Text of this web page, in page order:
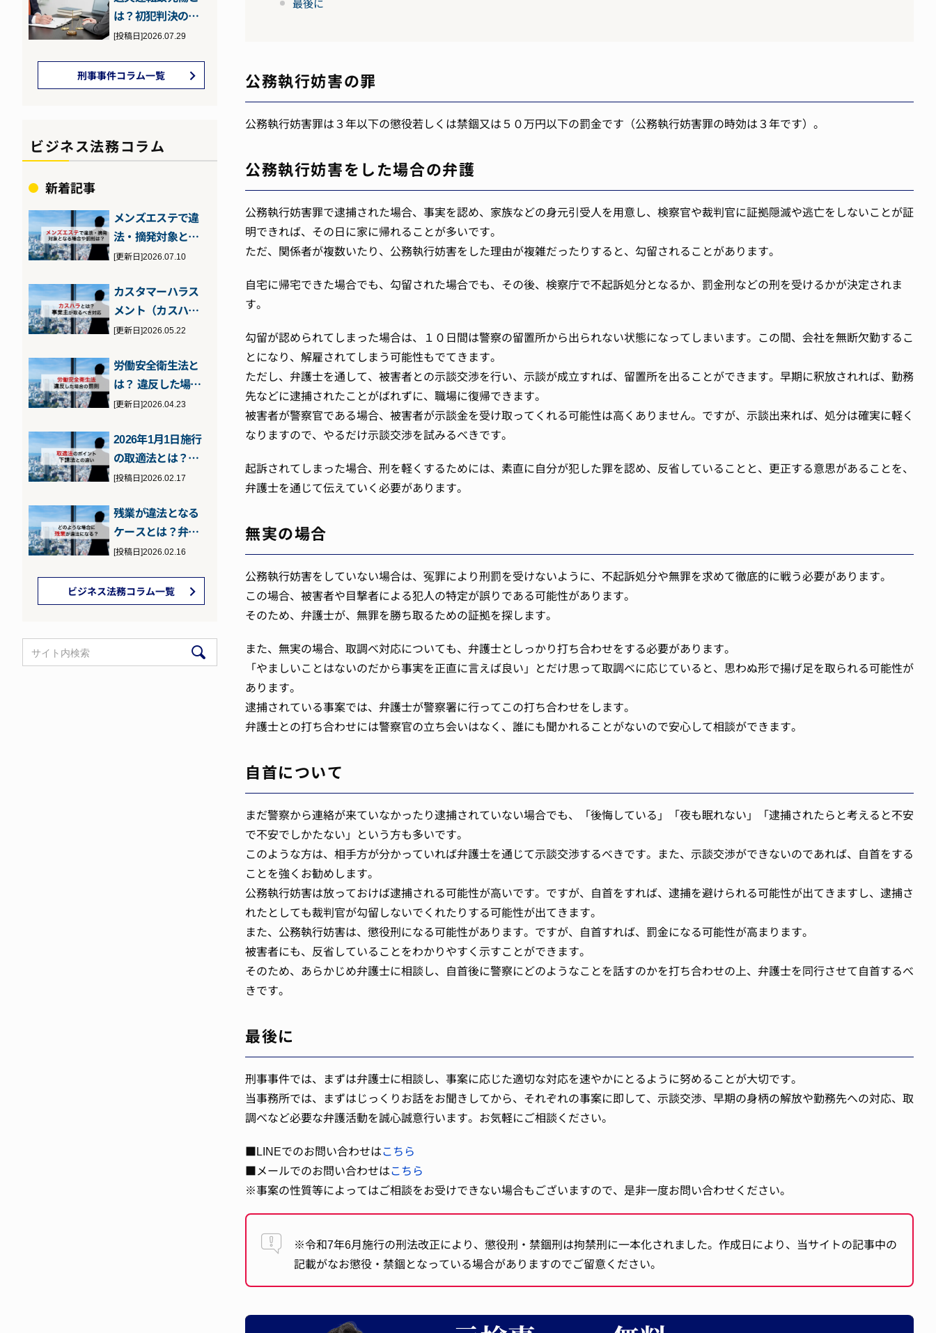
最後に
公務執行妨害の罪
公務執行妨害罪は３年以下の懲役若しくは禁錮又は５０万円以下の罰金です（公務執行妨害罪の時効は３年です）。
公務執行妨害をした場合の弁護
公務執行妨害罪で逮捕された場合、事実を認め、家族などの身元引受人を用意し、検察官や裁判官に証拠隠滅や逃亡をしないことが証
明できれば、その日に家に帰れることが多いです。
ただ、関係者が複数いたり、公務執行妨害をした理由が複雑だったりすると、勾留されることがあります。
自宅に帰宅できた場合でも、勾留された場合でも、その後、検察庁で不起訴処分となるか、罰金刑などの刑を受けるかが決定されま
す。
勾留が認められてしまった場合は、１０日間は警察の留置所から出られない状態になってしまいます。この間、会社を無断欠勤するこ
とになり、解雇されてしまう可能性もでてきます。
ただし、弁護士を通して、被害者との示談交渉を行い、示談が成立すれば、留置所を出ることができます。早期に釈放されれば、勤務
先などに逮捕されたことがばれずに、職場に復帰できます。
被害者が警察官である場合、被害者が示談金を受け取ってくれる可能性は高くありません。ですが、示談出来れば、処分は確実に軽く
なりますので、やるだけ示談交渉を試みるべきです。
起訴されてしまった場合、刑を軽くするためには、素直に自分が犯した罪を認め、反省していることと、更正する意思があることを、
弁護士を通じて伝えていく必要があります。
無実の場合
公務執行妨害をしていない場合は、冤罪により刑罰を受けないように、不起訴処分や無罪を求めて徹底的に戦う必要があります。
この場合、被害者や目撃者による犯人の特定が誤りである可能性があります。
そのため、弁護士が、無罪を勝ち取るための証拠を探します。
また、無実の場合、取調べ対応についても、弁護士としっかり打ち合わせをする必要があります。
「やましいことはないのだから事実を正直に言えば良い」とだけ思って取調べに応じていると、思わぬ形で揚げ足を取られる可能性が
あります。
逮捕されている事案では、弁護士が警察署に行ってこの打ち合わせをします。
弁護士との打ち合わせには警察官の立ち会いはなく、誰にも聞かれることがないので安心して相談ができます。
自首について
まだ警察から連絡が来ていなかったり逮捕されていない場合でも、「後悔している」「夜も眠れない」「逮捕されたらと考えると不安
で不安でしかたない」という方も多いです。
このような方は、相手方が分かっていれば弁護士を通じて示談交渉するべきです。また、示談交渉ができないのであれば、自首をする
ことを強くお勧めします。
公務執行妨害は放っておけば逮捕される可能性が高いです。ですが、自首をすれば、逮捕を避けられる可能性が出てきますし、逮捕さ
れたとしても裁判官が勾留しないでくれたりする可能性が出てきます。
また、公務執行妨害は、懲役刑になる可能性があります。ですが、自首すれば、罰金になる可能性が高まります。
被害者にも、反省していることをわかりやすく示すことができます。
そのため、あらかじめ弁護士に相談し、自首後に警察にどのようなことを話すのかを打ち合わせの上、弁護士を同行させて自首するべ
きです。
最後に
刑事事件では、まずは弁護士に相談し、事案に応じた適切な対応を速やかにとるように努めることが大切です。
当事務所では、まずはじっくりお話をお聞きしてから、それぞれの事案に即して、示談交渉、早期の身柄の解放や勤務先への対応、取
調べなど必要な弁護活動を誠心誠意行います。お気軽にご相談ください。
■LINEでのお問い合わせはこちら
■メールでのお問い合わせはこちら
※事案の性質等によってはご相談をお受けできない場合もございますので、是非一度お問い合わせください。
※令和7年6月施行の刑法改正により、懲役刑・禁錮刑は拘禁刑に一本化されました。作成日により、当サイトの記事中の
記載がなお懲役・禁錮となっている場合がありますのでご留意ください。
は？初犯判決のポ
イントと執行猶予
[投稿日]2026.07.29
刑事事件コラム一覧
ビジネス法務コラム
新着記事
メンズエステで違
法・摘発対象とな
る場合とは？客・
[更新日]2026.07.10
カスタマーハラス
メント（カスハ
ラ）とは？2026年
[更新日]2026.05.22
労働安全衛生法と
は？ 違反した場合
の罰則などを元検
[更新日]2026.04.23
2026年1月1日施行
の取適法とは？下
請法との違いとポ
[投稿日]2026.02.17
残業が違法となる
ケースとは？弁護
士が詳しく解説
[投稿日]2026.02.16
ビジネス法務コラム一覧